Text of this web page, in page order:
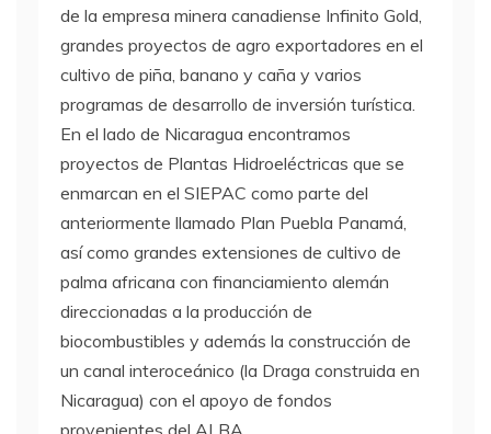
de la empresa minera canadiense Infinito Gold,
grandes proyectos de agro exportadores en el
cultivo de piña, banano y caña y varios
programas de desarrollo de inversión turística.
En el lado de Nicaragua encontramos
proyectos de Plantas Hidroeléctricas que se
enmarcan en el SIEPAC como parte del
anteriormente llamado Plan Puebla Panamá,
así como grandes extensiones de cultivo de
palma africana con financiamiento alemán
direccionadas a la producción de
biocombustibles y además la construcción de
un canal interoceánico (la Draga construida en
Nicaragua) con el apoyo de fondos
provenientes del ALBA